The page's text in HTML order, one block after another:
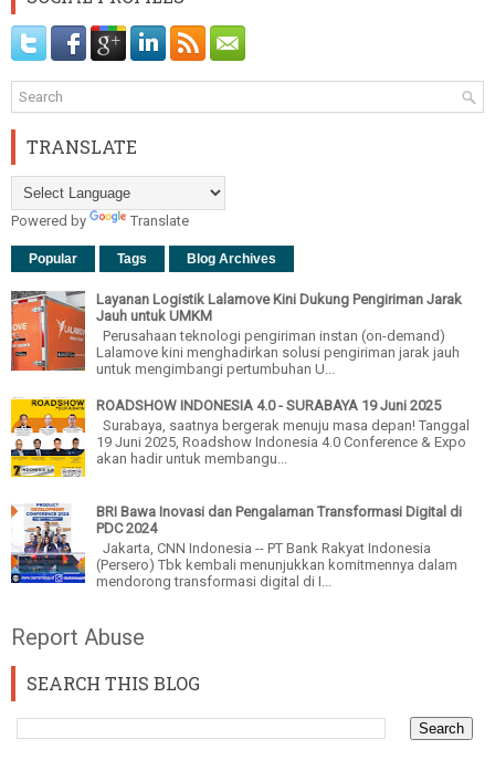
TRANSLATE
Powered by Translate
Popular Tags Blog Archives
Layanan Logistik Lalamove Kini Dukung Pengiriman Jarak
Jauh untuk UMKM
Perusahaan teknologi pengiriman instan (on-demand)
Lalamove kini menghadirkan solusi pengiriman jarak jauh
untuk mengimbangi pertumbuhan U...
ROADSHOW INDONESIA 4.0 - SURABAYA 19 Juni 2025
Surabaya, saatnya bergerak menuju masa depan! Tanggal
19 Juni 2025, Roadshow Indonesia 4.0 Conference & Expo
akan hadir untuk membangu...
BRI Bawa Inovasi dan Pengalaman Transformasi Digital di
PDC 2024
Jakarta, CNN Indonesia -- PT Bank Rakyat Indonesia
(Persero) Tbk kembali menunjukkan komitmennya dalam
mendorong transformasi digital di I...
Report Abuse
SEARCH THIS BLOG